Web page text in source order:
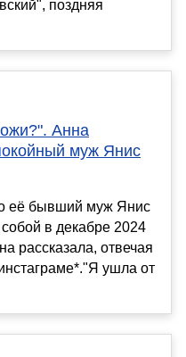
поздняя
Анна
муж Янис
её бывший муж Янис
в декабре 2024
рассказала, отвечая
ушла от